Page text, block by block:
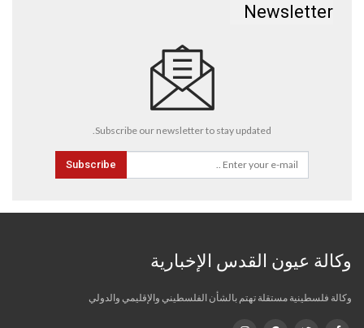
Newsletter
Subscribe our newsletter to stay updated.
Subscribe
وكالة عيون القدس الإخبارية
وكالة فلسطينية مستقلة تهتم بالشأن الفلسطيني والإقليمي والدولي